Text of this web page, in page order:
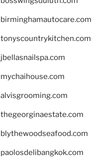
birminghamautocare.com
tonyscountrykitchen.com
jbellasnailspa.com
mychaihouse.com
alvisgrooming.com
thegeorginaestate.com
blythewoodseafood.com
paolosdelibangkok.com